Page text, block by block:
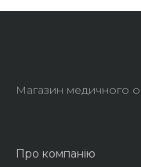
Магазин медичного
Про компанію